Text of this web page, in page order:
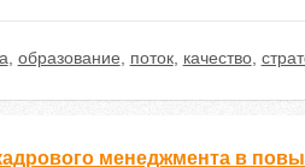
образование поток, качество,
менеджмента в